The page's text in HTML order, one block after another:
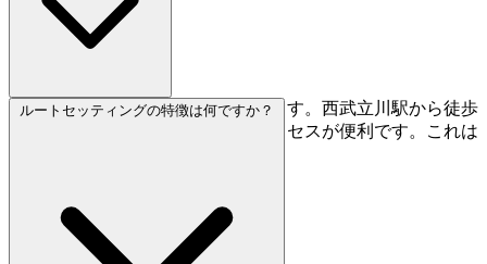
はい、12台分の無料駐車場があります。西武立川駅から徒歩
28分と距離があるので、車でのアクセスが便利です。これは
ルートセッティングの特徴は何ですか？